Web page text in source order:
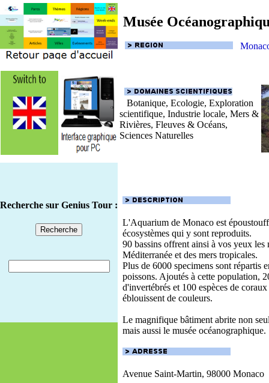
Musée
Botanique, Ecologie, Exploration
scientifique, Industrie locale, Mers &
Rivières, Fleuves & Océans,
Sciences Naturelles
Recherche sur Genius Tour :
L'Aquarium de Monaco est
écosystèmes qui y sont reproduits.
90 bassins offrent ainsi à vos yeux les
Méditerranée et des mers tropicales.
Plus de 6000 specimens sont répartis
poissons. Ajoutés à cette population,
d'invertébrés et 100 espèces de
éblouissent de couleurs.
Le magnifique bâtiment abrite non
mais aussi le musée océanographique.
Avenue Saint-Martin, 98000 Monaco